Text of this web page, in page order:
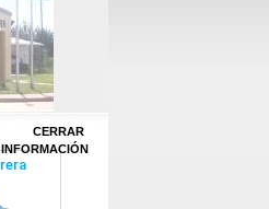
CERRAR
INFORMACIÓN